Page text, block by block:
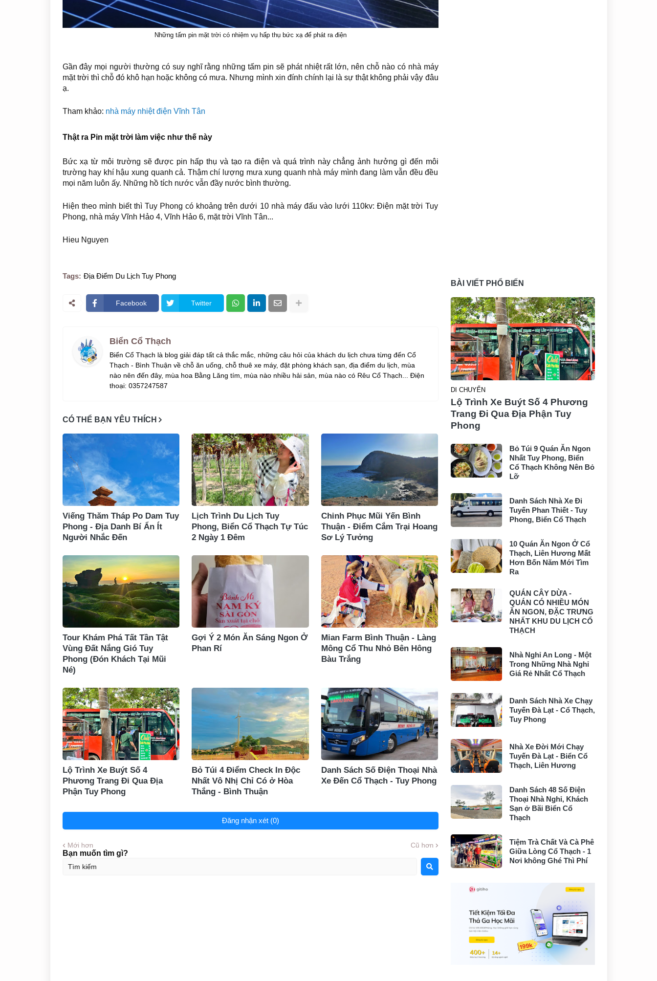
Những tấm pin mặt trời có nhiệm vụ hấp thụ bức xạ để phát ra điện
Gần đây mọi người thường có suy nghĩ rằng những tấm pin sẽ phát nhiệt rất lớn, nên chỗ nào có nhà máy
mặt trời thì chỗ đó khô hạn hoặc không có mưa. Nhưng mình xin đính chính lại là sự thật không phải vậy đâu
ạ.
Tham khảo: nhà máy nhiệt điện Vĩnh Tân
Thật ra Pin mặt trời làm việc như thế này
Bức xạ từ môi trường sẽ được pin hấp thụ và tạo ra điện và quá trình này chẳng ảnh hưởng gì đến môi
trường hay khí hậu xung quanh cả. Thậm chí lượng mưa xung quanh nhà máy mình đang làm vẫn đều đều
mọi năm luôn ấy. Những hồ tích nước vẫn đầy nước bình thường.
Hiện theo mình biết thì Tuy Phong có khoảng trên dưới 10 nhà máy đấu vào lưới 110kv: Điện mặt trời Tuy
Phong, nhà máy Vĩnh Hảo 4, Vĩnh Hảo 6, mặt trời Vĩnh Tân...
Hieu Nguyen
Tags: Địa Điểm Du Lịch Tuy Phong
Facebook Twitter
Biển Cổ Thạch
Biển Cổ Thạch là blog giải đáp tất cả thắc mắc, những câu hỏi của khách du lịch chưa từng đến Cổ
Thạch - Bình Thuận về chỗ ăn uống, chỗ thuê xe máy, đặt phòng khách sạn, địa điểm du lịch, mùa
nào nên đến đây, mùa hoa Bằng Lăng tím, mùa nào nhiều hải sản, mùa nào có Rêu Cổ Thạch... Điện
thoại: 0357247587
CÓ THỂ BẠN YÊU THÍCH
Viếng Thăm Tháp Po Dam Tuy
Phong - Địa Danh Bí Ẩn Ít
Người Nhắc Đến
Lịch Trình Du Lịch Tuy
Phong, Biển Cổ Thạch Tự Túc
2 Ngày 1 Đêm
Chinh Phục Mũi Yến Bình
Thuận - Điểm Cắm Trại Hoang
Sơ Lý Tưởng
Tour Khám Phá Tất Tần Tật
Vùng Đất Nắng Gió Tuy
Phong (Đón Khách Tại Mũi
Né)
Gợi Ý 2 Món Ăn Sáng Ngon Ở
Phan Rí
Mian Farm Bình Thuận - Làng
Mông Cổ Thu Nhỏ Bên Hông
Bàu Trắng
Lộ Trình Xe Buýt Số 4
Phương Trang Đi Qua Địa
Phận Tuy Phong
Bỏ Túi 4 Điểm Check In Độc
Nhất Vô Nhị Chỉ Có ở Hòa
Thắng - Bình Thuận
Danh Sách Số Điện Thoại Nhà
Xe Đến Cổ Thạch - Tuy Phong
Đăng nhận xét (0)
Mới hơn Cũ hơn
Bạn muốn tìm gì?
BÀI VIẾT PHỔ BIẾN
DI CHUYỂN
Lộ Trình Xe Buýt Số 4 Phương
Trang Đi Qua Địa Phận Tuy
Phong
Bỏ Túi 9 Quán Ăn Ngon
Nhất Tuy Phong, Biển
Cổ Thạch Không Nên Bỏ
Lỡ
Danh Sách Nhà Xe Đi
Tuyến Phan Thiết - Tuy
Phong, Biển Cổ Thạch
10 Quán Ăn Ngon Ở Cổ
Thạch, Liên Hương Mất
Hơn Bốn Năm Mới Tìm
Ra
QUÁN CÂY DỪA -
QUÁN CÓ NHIỀU MÓN
ĂN NGON, ĐẶC TRƯNG
NHẤT KHU DU LỊCH CỔ
THẠCH
Nhà Nghỉ An Long - Một
Trong Những Nhà Nghỉ
Giá Rẻ Nhất Cổ Thạch
Danh Sách Nhà Xe Chạy
Tuyến Đà Lạt - Cổ Thạch,
Tuy Phong
Nhà Xe Đời Mới Chạy
Tuyến Đà Lạt - Biển Cổ
Thạch, Liên Hương
Danh Sách 48 Số Điện
Thoại Nhà Nghỉ, Khách
Sạn ở Bãi Biển Cổ
Thạch
Tiệm Trà Chất Và Cà Phê
Giữa Lòng Cổ Thạch - 1
Nơi không Ghé Thì Phí